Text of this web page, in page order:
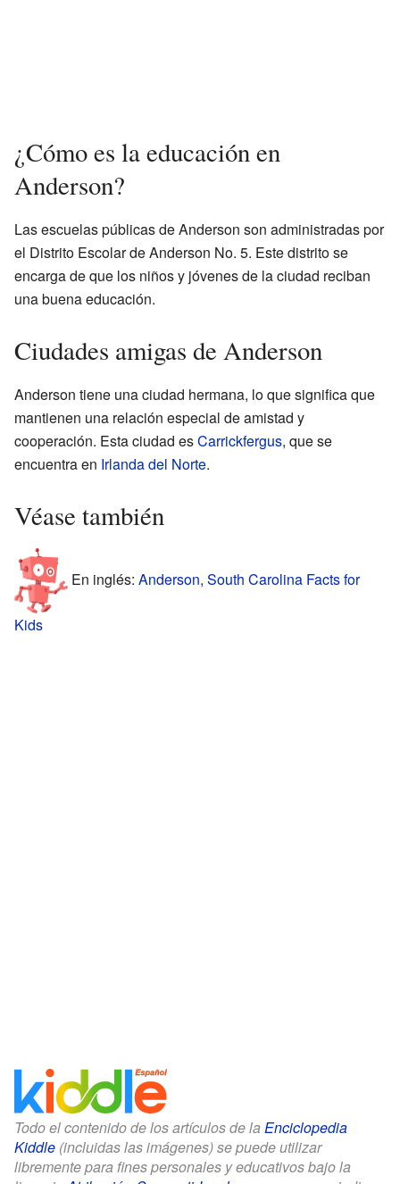
¿Cómo es la educación en
Anderson?
Las escuelas públicas de Anderson son administradas por
el Distrito Escolar de Anderson No. 5. Este distrito se
encarga de que los niños y jóvenes de la ciudad reciban
una buena educación.
Ciudades amigas de Anderson
Anderson tiene una ciudad hermana, lo que significa que
mantienen una relación especial de amistad y
cooperación. Esta ciudad esCarrickfergus, que se
encuentra en Irlanda del Norte.
Véase también
En inglés: Anderson, South Carolina Facts for
Kids
Todo el contenido de los artículos de la Enciclopedia
Kiddle (incluidas las imágenes) se puede utilizar
libremente para fines personales y educativos bajo la